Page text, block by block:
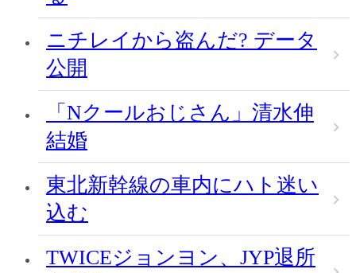
ニチレイから盗んだ? データ
公開
「Nクールおじさん」清水伸
結婚
東北新幹線の車内にハト迷い
込む
TWICEジョンヨン、JYP退所